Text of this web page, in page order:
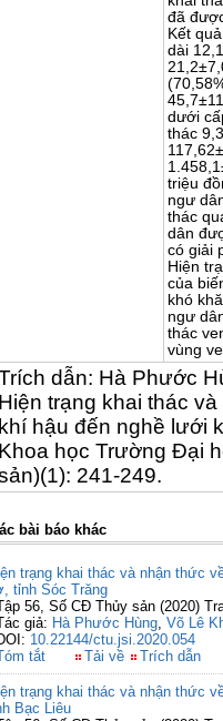
đã
Kết
dài
dưới
thác
triệu
ngư
thác
dân
có giải
Hiện
của
khó
ngư
thác
vùng
dẫn: Hà Phước
Hiện trạng khai thác
khí hậu đến nghề lưới
Khoa học Trường Đại
241-249.
bài báo khác
trạng khai thác và nhận thức
tỉnh Sóc Trăng
56, Số CĐ Thủy sản (2020)
giả: Hà Phước Hùng, Võ Lê
10.22144/ctu.jsi.2020.054
tắt
Tải về Trích dẫn
trạng khai thác và nhận thức
Bạc Liêu